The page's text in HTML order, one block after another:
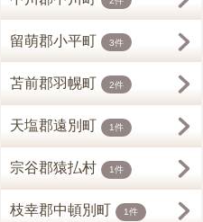
留萌郡小平町 3件
苫前郡羽幌町 2件
天塩郡遠別町 1件
宗谷郡猿払村 1件
枝幸郡中頓別町 1件